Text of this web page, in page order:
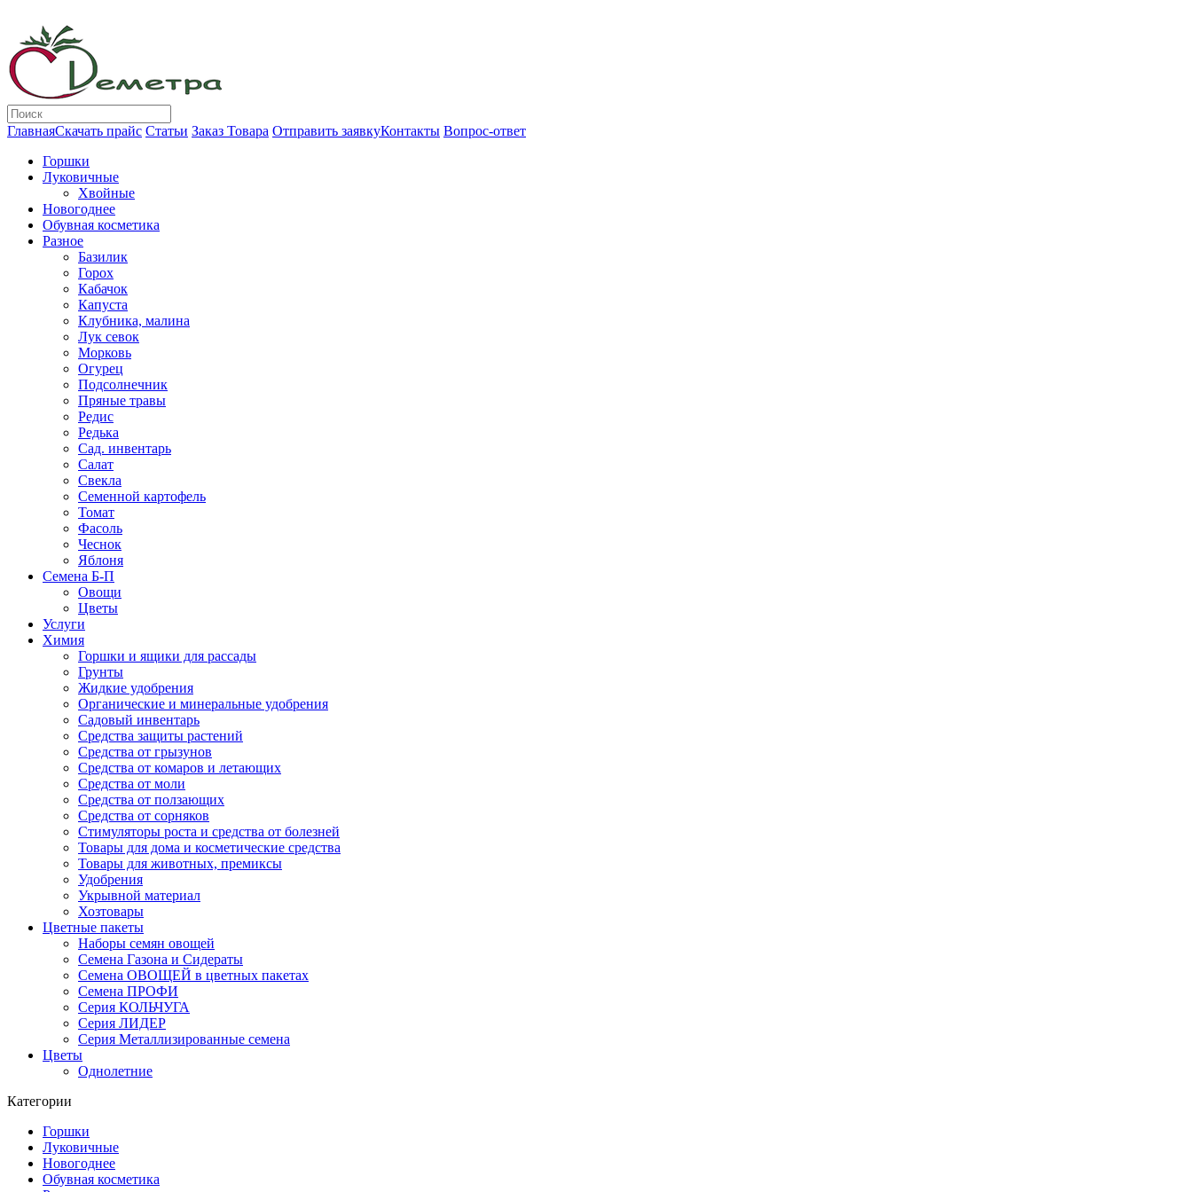
ГлавнаяСкачать прайс Статьи Заказ Товара Отправить заявкуКонтакты Вопрос-ответ
Горшки
Луковичные
Хвойные
Новогоднее
Обувная косметика
Разное
Базилик
Горох
Кабачок
Капуста
Клубника, малина
Лук севок
Морковь
Огурец
Подсолнечник
Пряные травы
Редис
Редька
Сад. инвентарь
Салат
Свекла
Семенной картофель
Томат
Фасоль
Чеснок
Яблоня
Семена Б-П
Овощи
Цветы
Услуги
Химия
Горшки и ящики для рассады
Грунты
Жидкие удобрения
Органические и минеральные удобрения
Садовый инвентарь
Средства защиты растений
Средства от грызунов
Средства от комаров и летающих
Средства от моли
Средства от ползающих
Средства от сорняков
Стимуляторы роста и средства от болезней
Товары для дома и косметические средства
Товары для животных, премиксы
Удобрения
Укрывной материал
Хозтовары
Цветные пакеты
Наборы семян овощей
Семена Газона и Сидераты
Семена ОВОЩЕЙ в цветных пакетах
Семена ПРОФИ
Серия КОЛЬЧУГА
Серия ЛИДЕР
Серия Металлизированные семена
Цветы
Однолетние
Категории
Горшки
Луковичные
Новогоднее
Обувная косметика